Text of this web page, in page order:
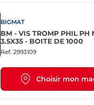
BIGMAT
BM - VIS TROMP PHIL PH
3.5X35 - BOITE DE 1000
Ref. 2993109
Choisir mon